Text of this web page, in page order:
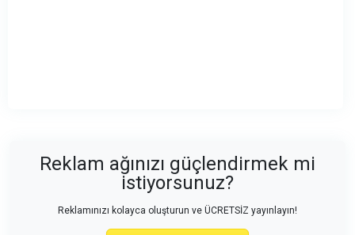
Reklam ağınızı güçlendirmek mi
istiyorsunuz?
Reklamınızı kolayca oluşturun ve ÜCRETSİZ yayınlayın!